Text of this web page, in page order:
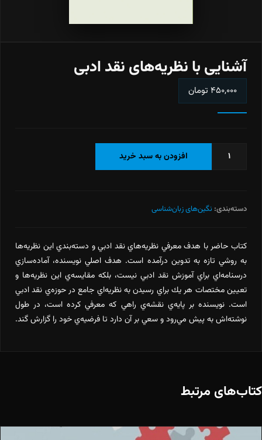
آشنايی با نظريه‌های نقد ادبی
۴۵۰,۰۰۰ تومان
آشنايی
ادبی
افزودن به سبد خرید
دسته‌بندی: نگین‌های زبان‌شناسی
كتاب حاضر با هدف معرفي نظريه‌هاي نقد ادبي و دسته‌بندي اين نظريه‌ها
به روشي تازه به تدوين درآمده است. هدف اصلي نويسنده، آماده‌سازي
درسنامه‌اي براي آموزش نقد ادبي نيست، بلكه مقايسه‌ي اين نظريه‌ها و
تعيين مختصات هر يك براي رسيدن به نظريه‌اي جامع در حوزه‌ي نقد ادبي
است. نويسنده بر پايه‌ي نقشه‌ي راهي كه معرفي كرده است، در طول
نوشته‌اش به پيش مي‌رود و سعي بر آن دارد تا فرضيه‌ي خود را گزارش گند.
کتاب‌های مرتبط